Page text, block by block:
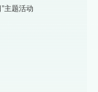
主题活动